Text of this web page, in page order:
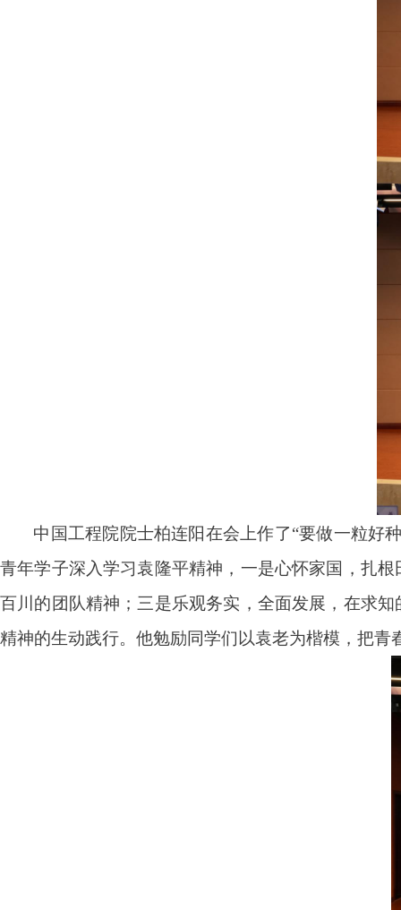
中国工程院院士柏连阳在会上作了“要做一粒好
青年学子深入学习袁隆平精神 ， 一是心怀家国，扎
百川的团队精神；三是乐观务实，全面发展，在求
精神的生动践行。他勉励同学们以袁老为楷模，把青